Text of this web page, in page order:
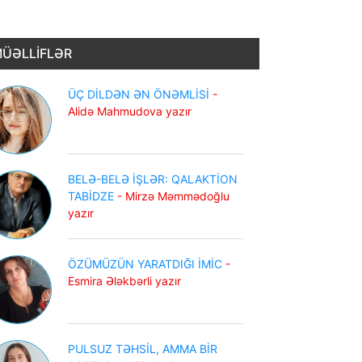
ÜÇ DİLDƏN ƏN ÖNƏMLİSİ -
Alidə Mahmudova yazır
BELƏ-BELƏ İŞLƏR: QALAKTİON
TABİDZE - Mirzə Məmmədoğlu
yazır
ÖZÜMÜZÜN YARATDIĞI İMİC -
Esmira Ələkbərli yazır
PULSUZ TƏHSİL, AMMA BİR